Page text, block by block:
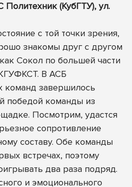
Политехник (КубГТУ), ул.
с той точки зрения,
знакомы друг с другом
Сокол по большей части
В АСБ
команд завершилось
победой команды из
Посмотрим, удастся
сопротивление
составу. Обе команды
встречах, поэтому
два раза подряд.
и эмоционального